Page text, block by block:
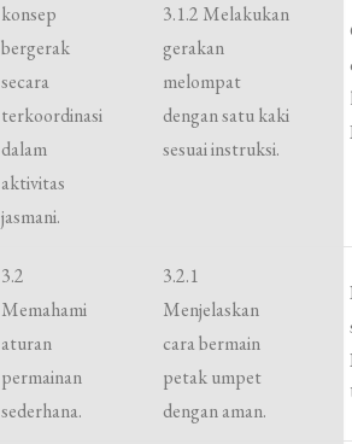
konsep
bergerak
secara
terkoordinasi
dalam
aktivitas
jasmani.
3.1.2 Melakukan
gerakan
melompat
dengan satu kaki
sesuai instruksi.
3.2
Memahami
aturan
permainan
sederhana.
3.2.1
Menjelaskan
cara bermain
petak umpet
dengan aman.